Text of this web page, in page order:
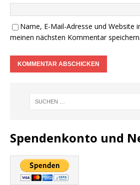
Name, E-Mail-Adresse und Website
meinen nächsten Kommentar speichern.
Spendenkonto und